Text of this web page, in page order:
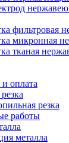
фильтровая
микронная
тканая
и оплата
резка
работы
металла